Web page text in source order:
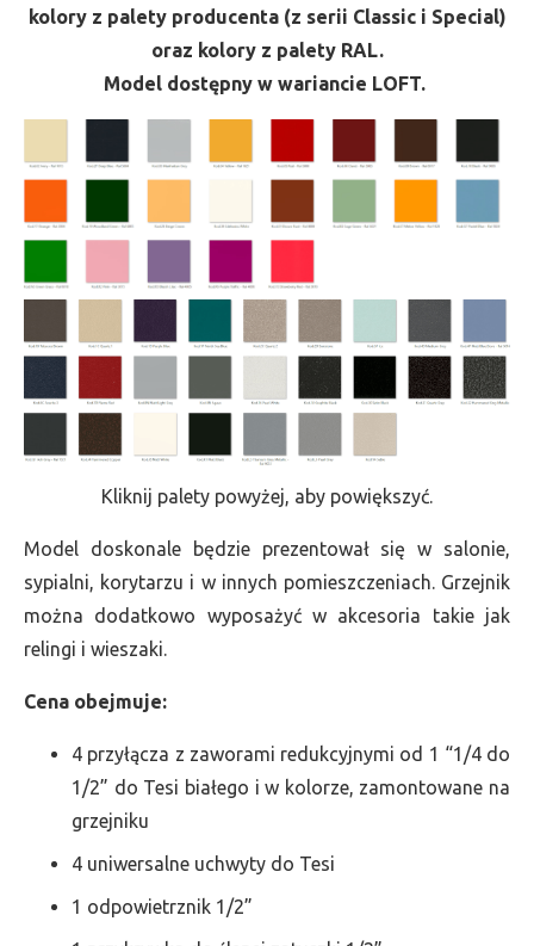
kolory z palety producenta (z serii Classic i Special)
oraz kolory z palety RAL.
Model dostępny w wariancie LOFT.
Kliknij palety powyżej, aby powiększyć.
Model doskonale będzie prezentował się w salonie,
sypialni, korytarzu i w innych pomieszczeniach. Grzejnik
można dodatkowo wyposażyć w akcesoria takie jak
relingi i wieszaki.
Cena obejmuje:
4 przyłącza z zaworami redukcyjnymi od 1 “1/4 do
1/2” do Tesi białego i w kolorze, zamontowane na
grzejniku
4 uniwersalne uchwyty do Tesi
1 odpowietrznik 1/2”